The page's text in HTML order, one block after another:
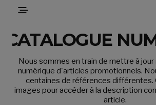
CATALOGUE
Nous sommes en train de mettre à
numérique d'articles promotionnels.
centaines de références différentes.
images pour accéder à la description
article.